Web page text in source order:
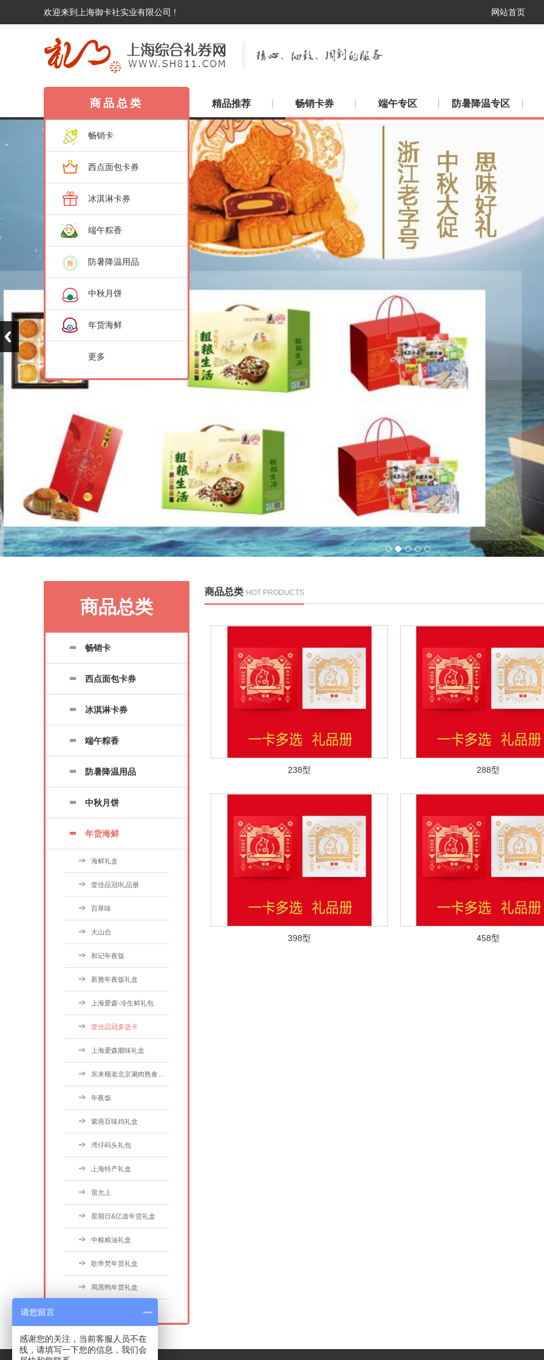
欢迎来到上海御卡社实业有限公司 ! 网站首页
商品总类
畅销卡
西点面包卡券
冰淇淋卡券
端午粽香
防暑降温用品
中秋月饼
年货海鲜
更多
精品推荐 畅销卡券 端午专区 防暑降温专区
1 2 3 4 5
商品总类
畅销卡
西点面包卡券
冰淇淋卡券
端午粽香
防暑降温用品
中秋月饼
年货海鲜
海鲜礼盒
壹佳品冠l礼品册
百草味
大山合
和记年夜饭
新雅年夜饭礼盒
上海爱森-冷生鲜礼包
壹佳品冠多选卡
上海爱森腊味礼盒
东来顺老北京涮肉熟食礼盒
年夜饭
紫燕百味鸡礼盒
湾仔码头礼包
上海特产礼盒
雷允上
星期日&亿道年货礼盒
中粮粮油礼盒
歌帝梵年货礼盒
周黑鸭年货礼盒
商品总类 HOT PRODUCTS
238型 288型
398型 458型
请您留言
感谢您的关注，当前客服人员不在
线，请填写一下您的信息，我们会